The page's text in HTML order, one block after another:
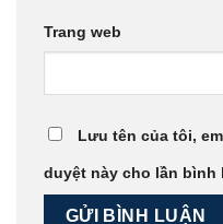
Trang web
Lưu tên của tôi,
duyệt này cho lần bình